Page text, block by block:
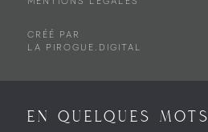
CRÉÉ PAR
LA PIROGUE.DIGITAL
En quelques mots